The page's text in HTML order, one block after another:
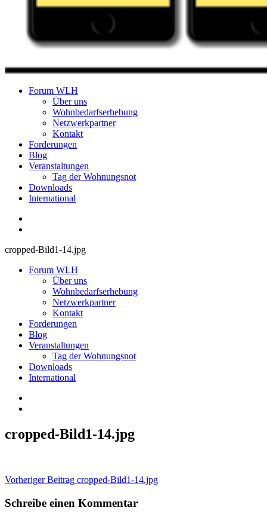
Forum Wohnungslosenhilfe Salzburg
Forum WLH
Über uns
Wohnbedarfserhebung
Netzwerkpartner
Kontakt
Forderungen
Blog
Veranstaltungen
Tag der Wohnungsnot
Downloads
International
cropped-Bild1-14.jpg
Forum WLH
Über uns
Wohnbedarfserhebung
Netzwerkpartner
Kontakt
Forderungen
Blog
Veranstaltungen
Tag der Wohnungsnot
Downloads
International
cropped-Bild1-14.jpg
Beitragsnavigation
Vorheriger Beitrag cropped-Bild1-14.jpg
Schreibe einen Kommentar